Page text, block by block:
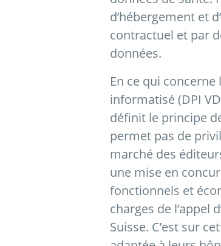
d’hébergement et
contractuel et par
données.
En ce qui concerne
informatisé (DPI
définit le principe
permet pas de
marché des
une mise en
fonctionnels et
charges de l’appel
Suisse. C’est sur